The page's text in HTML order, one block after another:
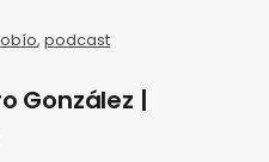
, podcast
González |